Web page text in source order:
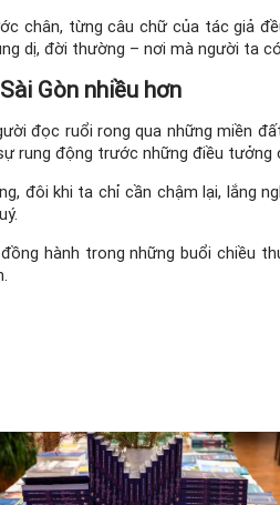
chân, từng câu chữ của tác giả
dị, đời thường – nơi mà người ta
Gòn nhiều hơn
đọc ruổi rong qua những miền
rung động trước những điều
đôi khi ta chỉ cần chậm lại, lắng
hành trong những buổi chiều